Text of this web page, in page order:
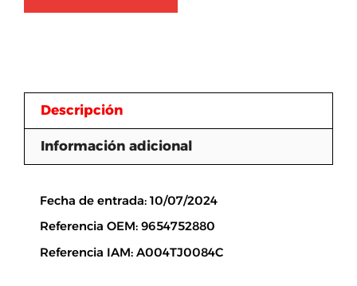
Descripción
Información adicional
Fecha de entrada: 10/07/2024
Referencia OEM: 9654752880
Referencia IAM: A004TJ0084C